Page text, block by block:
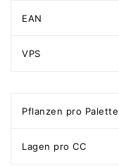
EAN
VPS
Pflanzen pro Palette
Lagen pro CC